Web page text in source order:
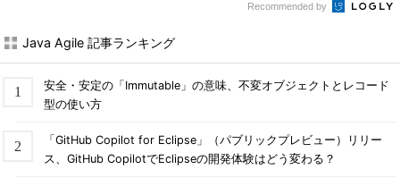
Recommended by
Java Agile 記事ランキング
安全・安定の「Immutable」の意味、不変オブジェクトとレコード
型の使い方
「GitHub Copilot for Eclipse」（パブリックプレビュー）リリー
ス、GitHub CopilotでEclipseの開発体験はどう変わる？